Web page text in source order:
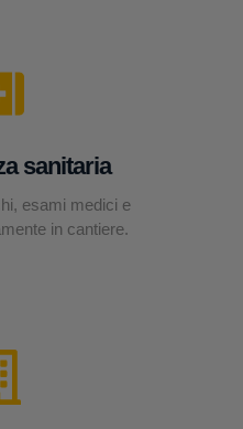
sanitaria
esami medici e
in cantiere.